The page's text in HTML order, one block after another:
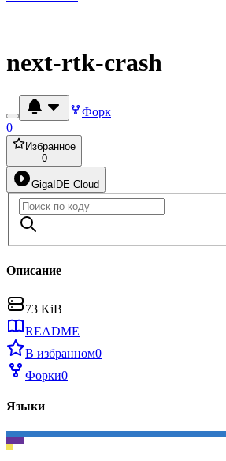
next-rtk-crash
Форк
0
Избранное
0
GigaIDE Cloud
Описание
73 KiB
README
В избранном0
Форки0
Языки